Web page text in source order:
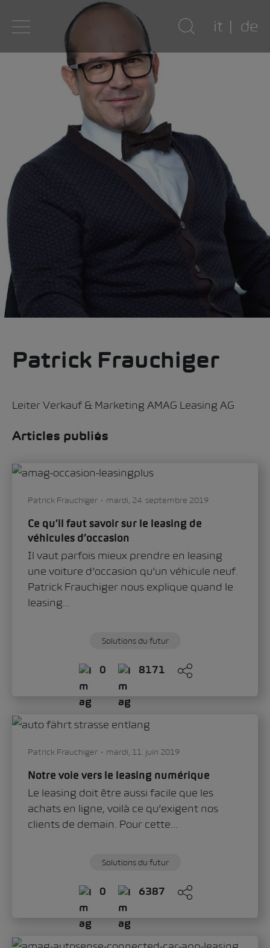
it de
Patrick Frauchiger
Leiter Verkauf & Marketing AMAG Leasing AG
Articles publiés
Patrick Frauchiger mardi, 24. septembre 2019
Ce qu’il faut savoir sur le leasing de
véhicules d’occasion
Il vaut parfois mieux prendre en leasing
une voiture d’occasion qu’un véhicule neuf.
Patrick Frauchiger nous explique quand le
leasing...
Solutions du futur
0 8171
Patrick Frauchiger mardi, 11. juin 2019
Notre voie vers le leasing numérique
Le leasing doit être aussi facile que les
achats en ligne, voilà ce qu’exigent nos
clients de demain. Pour cette...
Solutions du futur
0 6387